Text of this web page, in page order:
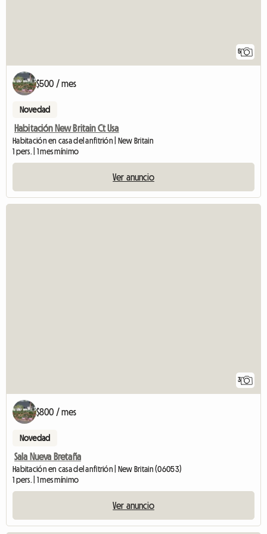
5
$500 / mes
Novedad
Habitación New Britain Ct Usa
Habitación en casa del anfitrión | New Britain
1 pers. | 1 mes mínimo
Ver anuncio
3
$800 / mes
Novedad
Sala Nueva Bretaña
Habitación en casa del anfitrión | New Britain (06053)
1 pers. | 1 mes mínimo
Ver anuncio